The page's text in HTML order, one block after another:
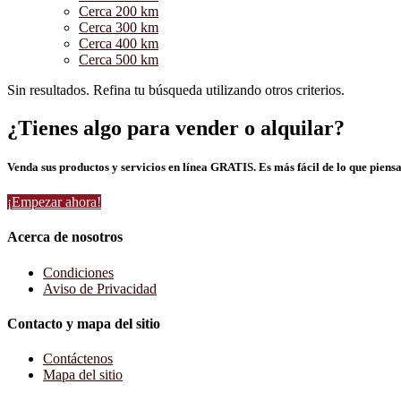
Cerca 200 km
Cerca 300 km
Cerca 400 km
Cerca 500 km
Sin resultados. Refina tu búsqueda utilizando otros criterios.
¿Tienes algo para vender o alquilar?
Venda sus productos y servicios en línea GRATIS. Es más fácil de lo que
¡Empezar ahora!
Acerca de nosotros
Condiciones
Aviso de Privacidad
Contacto y mapa del sitio
Contáctenos
Mapa del sitio